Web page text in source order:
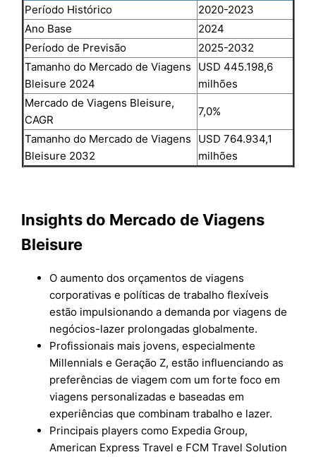
Período Histórico
2020-2023
Ano Base
2024
Período de Previsão
2025-2032
Tamanho do Mercado de Viagens
Bleisure 2024
USD 445.198,6
milhões
Mercado de Viagens Bleisure,
CAGR
7,0%
Tamanho do Mercado de Viagens
Bleisure 2032
USD 764.934,1
milhões
Insights do Mercado de Viagens
Bleisure
O aumento dos orçamentos de viagens
corporativas e políticas de trabalho flexíveis
estão impulsionando a demanda por viagens de
negócios-lazer prolongadas globalmente.
Profissionais mais jovens, especialmente
Millennials e Geração Z, estão influenciando as
preferências de viagem com um forte foco em
viagens personalizadas e baseadas em
experiências que combinam trabalho e lazer.
Principais players como Expedia Group,
American Express Travel e FCM Travel Solution